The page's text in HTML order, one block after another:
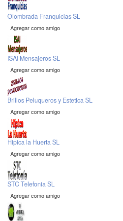
Olombrada Franquicias SL
Agregar como amigo
ISAI Mensajeros SL
Agregar como amigo
Brillos Peluqueros y Estetica SL
Agregar como amigo
Hipica la Huerta SL
Agregar como amigo
STC Telefonia SL
Agregar como amigo